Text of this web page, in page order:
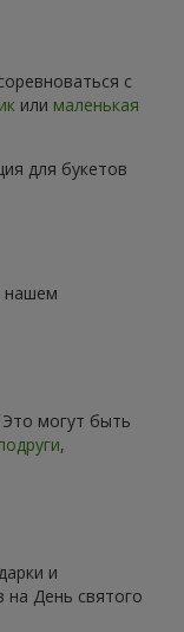
с
или маленькая
для букетов
нашем
могут быть
,
и
на День святого